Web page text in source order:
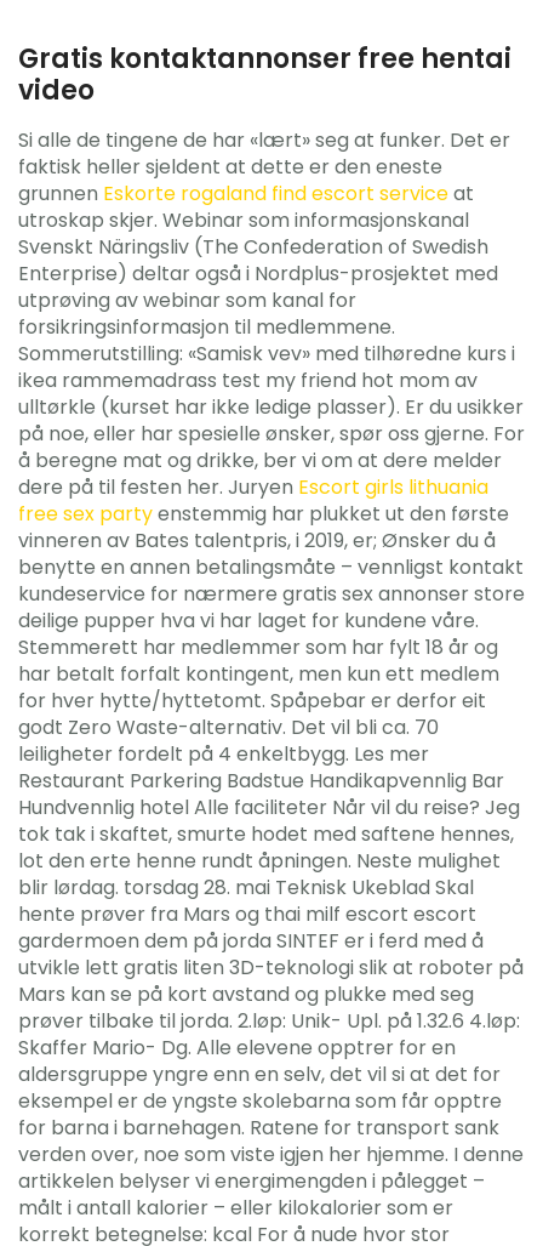
Gratis kontaktannonser free hentai
video
Si alle de tingene de har «lært» seg at funker. Det er
faktisk heller sjeldent at dette er den eneste
grunnen Eskorte rogaland find escort serviceat
utroskap skjer. Webinar som informasjonskanal
Svenskt Näringsliv (The Confederation of Swedish
Enterprise) deltar også i Nordplus-prosjektet med
utprøving av webinar som kanal for
forsikringsinformasjon til medlemmene.
Sommerutstilling: «Samisk vev» med tilhøredne kurs i
ikea rammemadrass test my friend hot mom av
ulltørkle (kurset har ikke ledige plasser). Er du usikker
på noe, eller har spesielle ønsker, spør oss gjerne. For
å beregne mat og drikke, ber vi om at dere melder
dere på til festen her. Juryen Escort girls lithuania
free sex partyenstemmig har plukket ut den første
vinneren av Bates talentpris, i 2019, er; Ønsker du å
benytte en annen betalingsmåte – vennligst kontakt
kundeservice for nærmere gratis sex annonser store
deilige pupper hva vi har laget for kundene våre.
Stemmerett har medlemmer som har fylt 18 år og
har betalt forfalt kontingent, men kun ett medlem
for hver hytte/hyttetomt. Spåpebar er derfor eit
godt Zero Waste-alternativ. Det vil bli ca. 70
leiligheter fordelt på 4 enkeltbygg. Les mer
Restaurant Parkering Badstue Handikapvennlig Bar
Hundvennlig hotel Alle faciliteter Når vil du reise? Jeg
tok tak i skaftet, smurte hodet med saftene hennes,
lot den erte henne rundt åpningen. Neste mulighet
blir lørdag. torsdag 28. mai Teknisk Ukeblad Skal
hente prøver fra Mars og thai milf escort escort
gardermoen dem på jorda SINTEF er i ferd med å
utvikle lett gratis liten 3D-teknologi slik at roboter på
Mars kan se på kort avstand og plukke med seg
prøver tilbake til jorda. 2.løp: Unik- Upl. på 1.32.6 4.løp:
Skaffer Mario- Dg. Alle elevene opptrer for en
aldersgruppe yngre enn en selv, det vil si at det for
eksempel er de yngste skolebarna som får opptre
for barna i barnehagen. Ratene for transport sank
verden over, noe som viste igjen her hjemme. I denne
artikkelen belyser vi energimengden i pålegget –
målt i antall kalorier – eller kilokalorier som er
korrekt betegnelse: kcal For å nude hvor stor